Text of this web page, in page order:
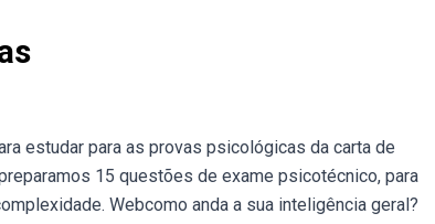
estudar para as provas psicológicas da carta de
15 questões de exame psicotécnico, para
Webcomo anda a sua inteligência geral?